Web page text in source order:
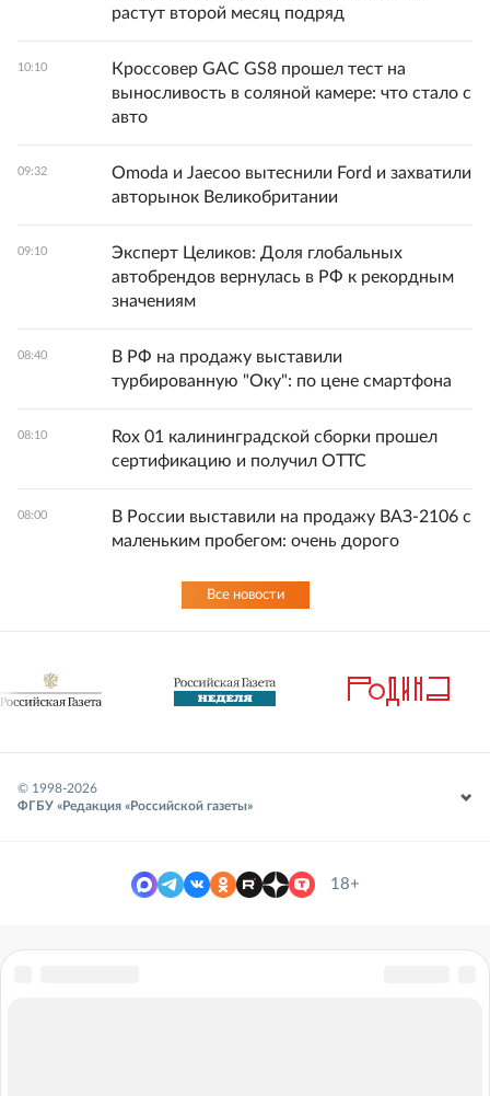
растут второй месяц подряд
10:10
Кроссовер GAC GS8 прошел тест на
выносливость в соляной камере: что стало с
авто
09:32
Omoda и Jaecoo вытеснили Ford и захватили
авторынок Великобритании
09:10
Эксперт Целиков: Доля глобальных
автобрендов вернулась в РФ к рекордным
значениям
08:40
В РФ на продажу выставили
турбированную "Оку": по цене смартфона
08:10
Rox 01 калининградской сборки прошел
сертификацию и получил ОТТС
08:00
В России выставили на продажу ВАЗ-2106 с
маленьким пробегом: очень дорого
Все новости
© 1998-2026
ФГБУ «Редакция «Российской газеты»
18+